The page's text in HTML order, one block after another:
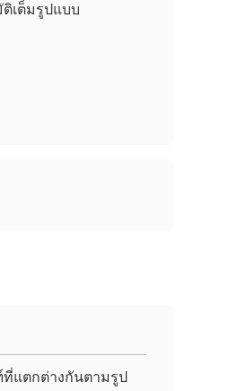
เต็มรูปแบบ
แตกต่างกันตามรูป